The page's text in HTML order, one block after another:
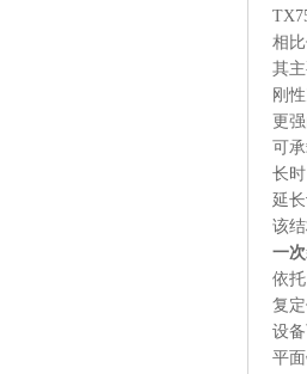
相
其
刚
更
可
长
延
该
一
依
复
设
平